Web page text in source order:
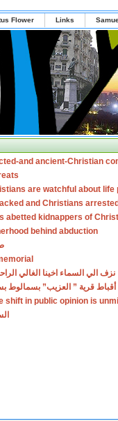
Flower Links
and ancient-Christian
are watchful about life
and Christians
abetted kidnappers of
behind abduction
نزف الي السماء اخينا الغالي
أقباط قرية ” العزيب” بسمالوط
shift in public opinion is